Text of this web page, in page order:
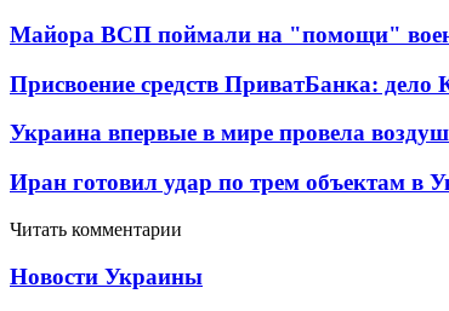
Майора ВСП поймали на "помощи"
Присвоение средств ПриватБанка: дело
Украина впервые в мире провела
Иран готовил удар по трем объектам в
Читать комментарии
Новости Украины